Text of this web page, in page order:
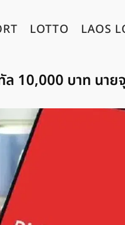
LOTTO LAOS
10,000 บาท นา